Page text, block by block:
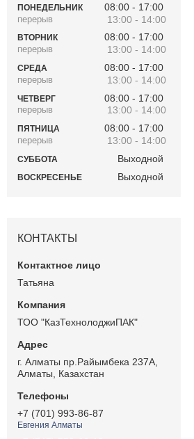
ПОНЕДЕЛЬНИК 08:00
17:00
13:00
14:00
ВТОРНИК 08:00
17:00
13:00
14:00
СРЕДА 08:00
17:00
13:00
14:00
ЧЕТВЕРГ 08:00
17:00
13:00
14:00
ПЯТНИЦА 08:00
17:00
13:00
14:00
СУББОТА Выходной
ВОСКРЕСЕНЬЕ Выходной
КОНТАКТЫ
Татьяна
ТОО "КазТехнолоджиПАК"
г. Алматы пр.Райымбека 237А,
Алматы, Казахстан
+7 (701) 993-86-87
Евгения Алматы